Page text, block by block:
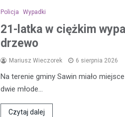
Policja Wypadki
21-latka w ciężkim
drzewo
Mariusz Wieczorek 6 sierpnia 2026
Na terenie gminy Sawin miało
dwie młode…
Czytaj dalej